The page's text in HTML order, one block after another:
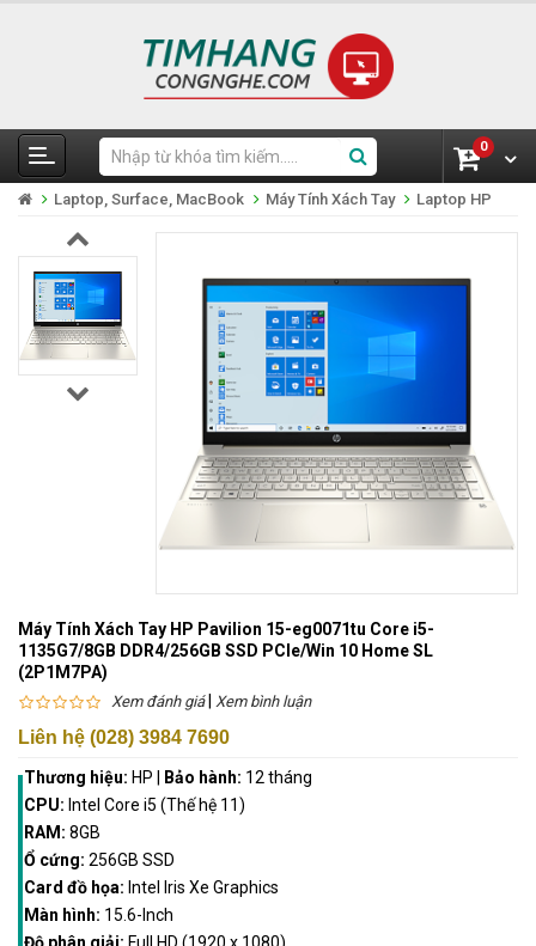
0
Laptop, Surface, MacBook Máy Tính Xách Tay Laptop HP
Máy Tính Xách Tay HP Pavilion 15-eg0071tu Core i5-
1135G7/8GB DDR4/256GB SSD PCIe/Win 10 Home SL
(2P1M7PA)
Xem đánh giá| Xem bình luận
Liên hệ (028) 3984 7690
Thương hiệu: HP Bảo hành: 12 tháng
CPU: Intel Core i5 (Thế hệ 11)
RAM: 8GB
Ổ cứng: 256GB SSD
Card đồ họa: Intel Iris Xe Graphics
Màn hình: 15.6-Inch